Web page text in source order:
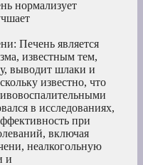
нормализует
Печень является
известным тем,
выводит шлаки и
известно, что
в исследованиях,
при
включая
неалкогольную
и